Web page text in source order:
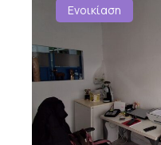
Ενοικίαση